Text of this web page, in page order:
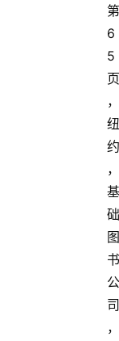
第
6
5
页
，
纽
约
，
基
础
图
书
公
司
，